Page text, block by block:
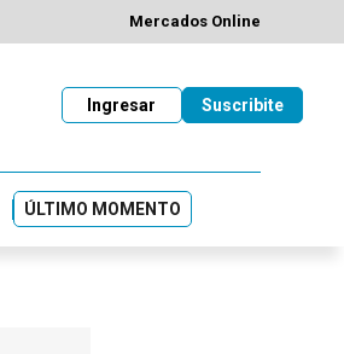
Mercados Online
Suscribite
Ingresar
ÚLTIMO MOMENTO